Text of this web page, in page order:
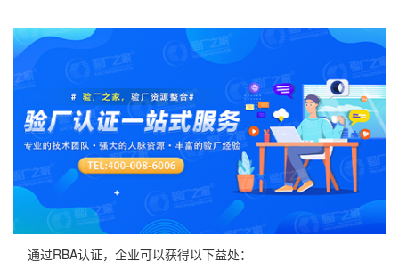
通过RBA认证，企业可以获得以下益处：